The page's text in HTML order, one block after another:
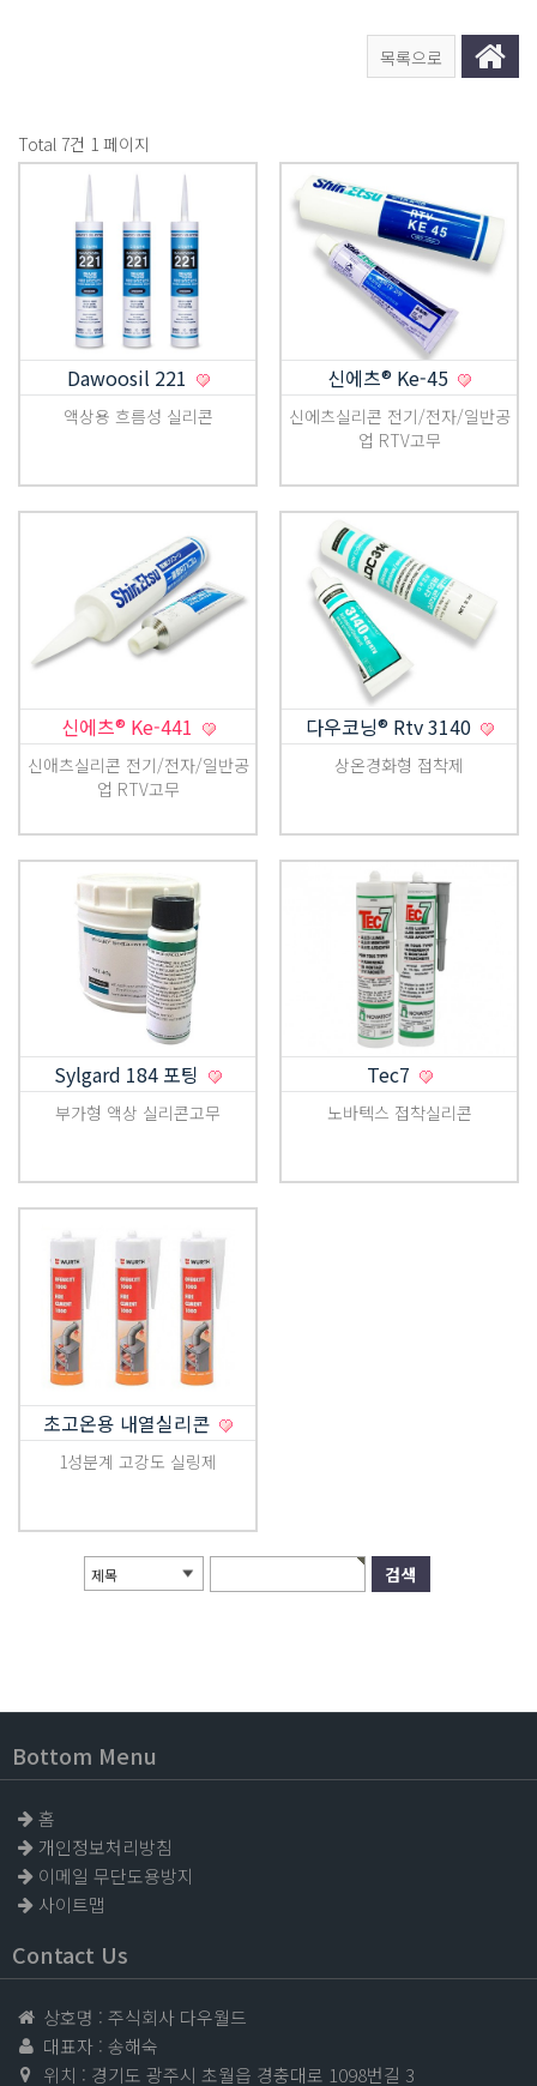
목록으로
Total 7건 1 페이지
Dawoosil 221
액상용 흐름성 실리콘
신에츠® Ke-45
신에츠실리콘 전기/전자/일반공
업 RTV고무
신에츠® Ke-441
신애츠실리콘 전기/전자/일반공
업 RTV고무
다우코닝® Rtv 3140
상온경화형 접착제
Sylgard 184 포팅
부가형 액상 실리콘고무
Tec7
노바텍스 접착실리콘
초고온용 내열실리콘
1성분계 고강도 실링제
제목
Bottom Menu
홈
개인정보처리방침
이메일 무단도용방지
사이트맵
Contact Us
상호명 : 주식회사 다우월드
대표자 : 송해숙
위치 : 경기도 광주시 초월읍 경충대로 1098번길 3